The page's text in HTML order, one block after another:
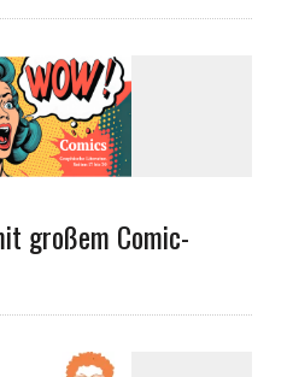
großem Comic-